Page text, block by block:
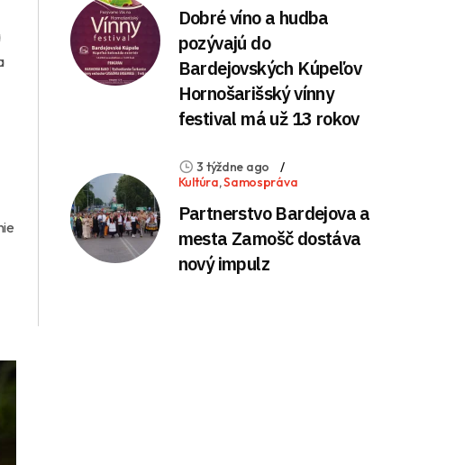
Dobré víno a hudba
pozývajú do
Bardejovských Kúpeľov
Hornošarišský vínny
festival má už 13 rokov
3 týždne ago
Kultúra,Samospráva
Partnerstvo Bardejova a
mesta Zamošč dostáva
nový impulz